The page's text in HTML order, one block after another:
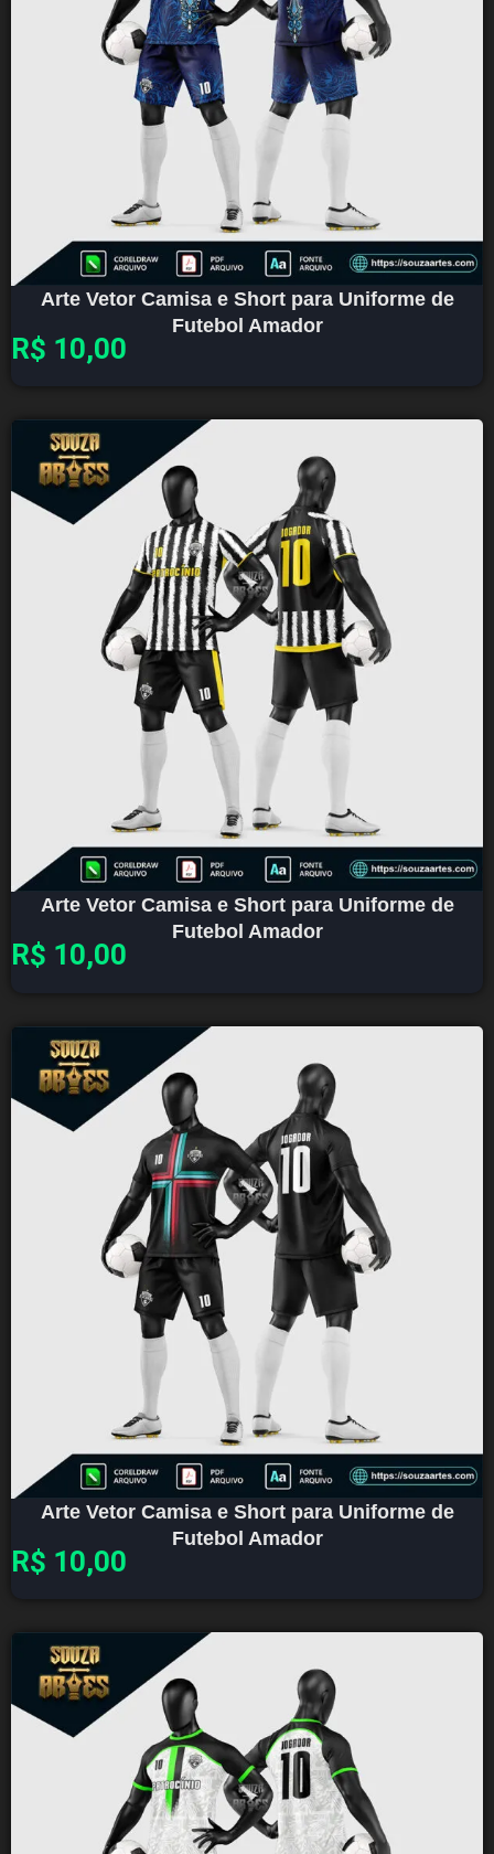
Arte Vetor Camisa e Short para Uniforme de
Futebol Amador
R$ 10,00
Arte Vetor Camisa e Short para Uniforme de
Futebol Amador
R$ 10,00
Arte Vetor Camisa e Short para Uniforme de
Futebol Amador
R$ 10,00